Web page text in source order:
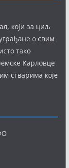
који за циљ
о свим
тако
Карловце
стварима које